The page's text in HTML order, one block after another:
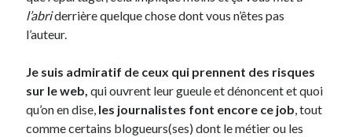
l’abriderrière quelque chose dont vous n’êtes pas
l’auteur.
Je suis admiratif de ceux qui prennent des risques
sur le web, qui ouvrent leur gueule et dénoncent et quoi
qu’on en dise, les journalistes font encore ce job, tout
comme certains blogueurs(ses) dont le métier ou les